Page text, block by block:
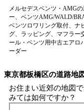
メルセデスベンツ・AMG
ー、ベンツAMG/WALD/
ベンツロワリング取付、ナ
グ、ラッピング、マフラー
ール・ベンツ用中古エアロ
ーダー
東京都板橋区の道路地
お住まい近郊の地図
みては如何ですか？